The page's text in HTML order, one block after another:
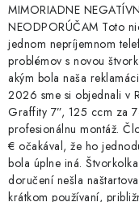
MIMORIADNE
NEODPORÚČAM Toto
jednom nepríjemnom
problémov s novou
akým bola naša
2026 sme si objednali v
Graffity 7”, 125 ccm za
profesionálnu montáž.
€ očakával, že ho
bola úplne iná.
doručení nešla
krátkom používaní,